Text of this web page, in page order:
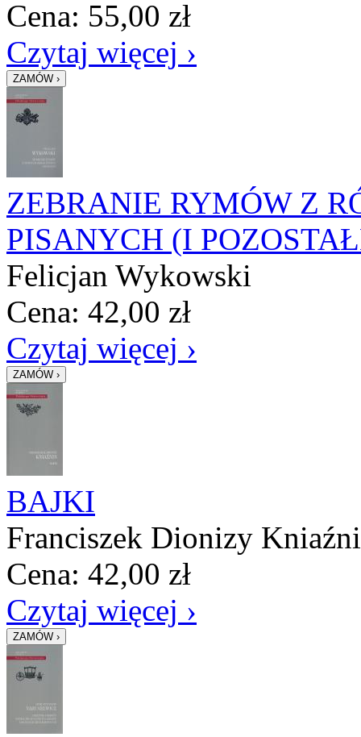
Cena: 55,00 zł
Czytaj więcej ›
ZEBRANIE RYMÓW Z
PISANYCH (I
Felicjan Wykowski
Cena: 42,00 zł
Czytaj więcej ›
BAJKI
Franciszek Dionizy
Cena: 42,00 zł
Czytaj więcej ›